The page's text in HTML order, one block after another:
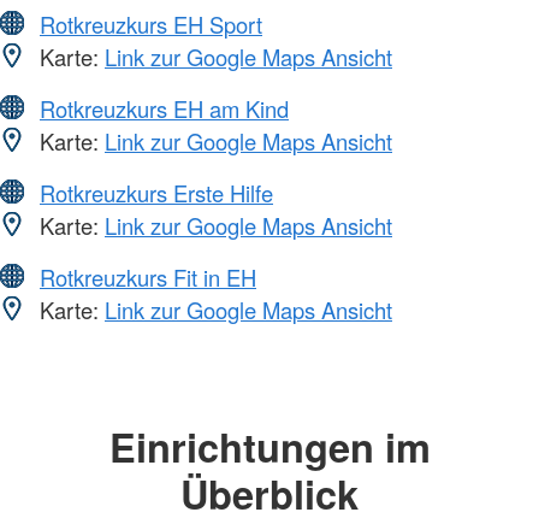
Rotkreuzkurs EH Sport
Karte: Link zur Google Maps Ansicht
Rotkreuzkurs EH am Kind
Karte: Link zur Google Maps Ansicht
Rotkreuzkurs Erste Hilfe
Karte: Link zur Google Maps Ansicht
Rotkreuzkurs Fit in EH
Karte: Link zur Google Maps Ansicht
Einrichtungen im
Überblick